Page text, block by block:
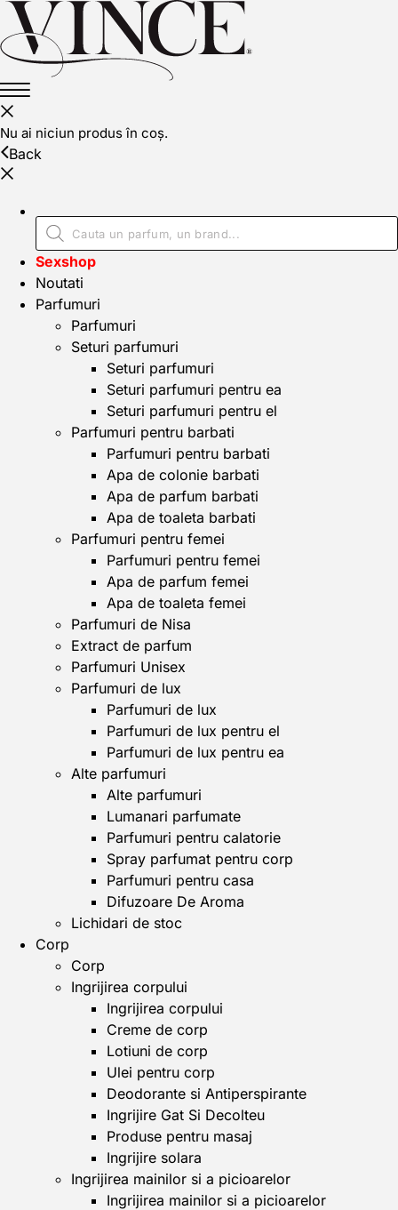
Nu ai niciun produs în coș.
Back
Sexshop
Noutati
Parfumuri
Parfumuri
Seturi parfumuri
Seturi parfumuri
Seturi parfumuri pentru ea
Seturi parfumuri pentru el
Parfumuri pentru barbati
Parfumuri pentru barbati
Apa de colonie barbati
Apa de parfum barbati
Apa de toaleta barbati
Parfumuri pentru femei
Parfumuri pentru femei
Apa de parfum femei
Apa de toaleta femei
Parfumuri de Nisa
Extract de parfum
Parfumuri Unisex
Parfumuri de lux
Parfumuri de lux
Parfumuri de lux pentru el
Parfumuri de lux pentru ea
Alte parfumuri
Alte parfumuri
Lumanari parfumate
Parfumuri pentru calatorie
Spray parfumat pentru corp
Parfumuri pentru casa
Difuzoare De Aroma
Lichidari de stoc
Corp
Corp
Ingrijirea corpului
Ingrijirea corpului
Creme de corp
Lotiuni de corp
Ulei pentru corp
Deodorante si Antiperspirante
Ingrijire Gat Si Decolteu
Produse pentru masaj
Ingrijire solara
Ingrijirea mainilor si a picioarelor
Ingrijirea mainilor si a picioarelor